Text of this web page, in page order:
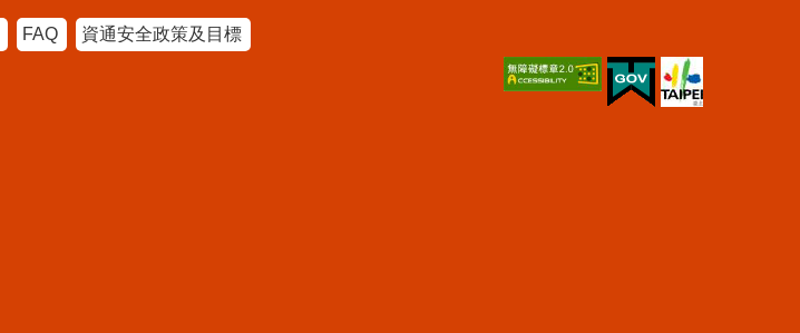
FAQ 資通安全政策及目標